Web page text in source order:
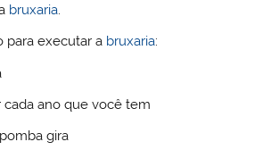
bruxaria.
para executar a bruxaria:
ano que você tem
gira